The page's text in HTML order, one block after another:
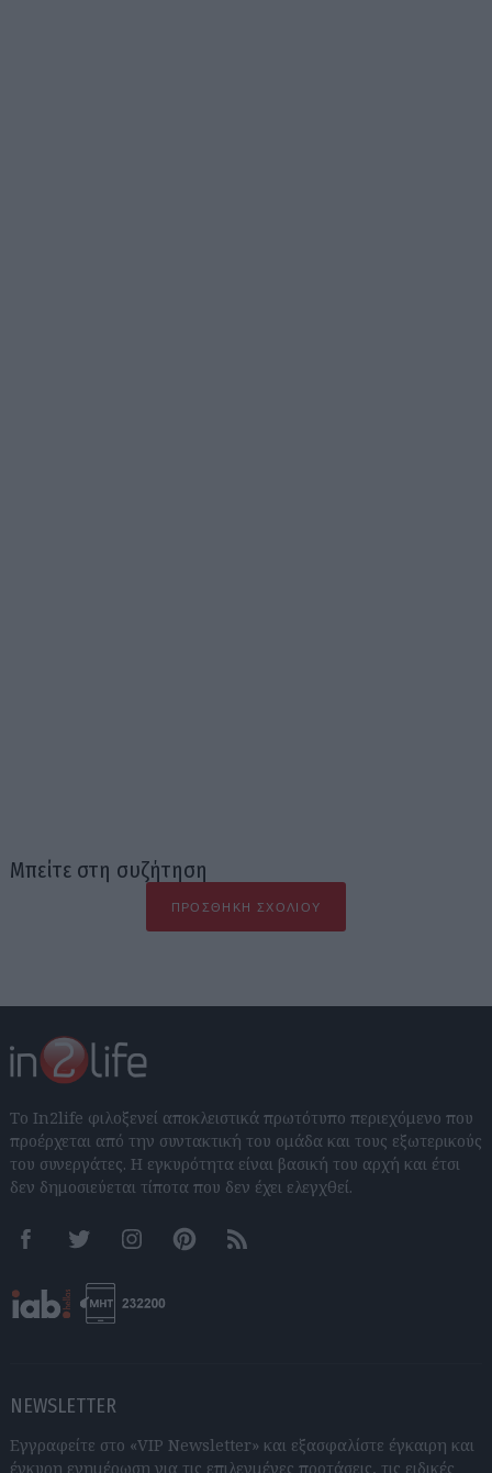
Μπείτε στη συζήτηση
ΠΡΟΣΘΉΚΗ ΣΧΟΛΊΟΥ
Το In2life φιλοξενεί αποκλειστικά πρωτότυπο περιεχόμενο που
προέρχεται από την συντακτική του ομάδα και τους εξωτερικούς
του συνεργάτες. Η εγκυρότητα είναι βασική του αρχή και έτσι
δεν δημοσιεύεται τίποτα που δεν έχει ελεγχθεί.
FacebookTwitter InstagramPinterestRSS feeds
NEWSLETTER
Εγγραφείτε στο «VIP Newsletter» και εξασφαλίστε έγκαιρη και
έγκυρη ενημέρωση για τις επιλεγμένες προτάσεις, τις ειδικές